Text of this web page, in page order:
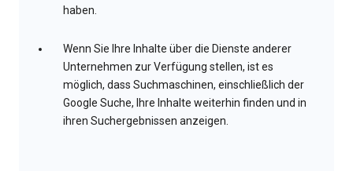
haben.
Wenn Sie Ihre Inhalte über die Dienste anderer
Unternehmen zur Verfügung stellen, ist es
möglich, dass Suchmaschinen, einschließlich der
Google Suche, Ihre Inhalte weiterhin finden und in
ihren Suchergebnissen anzeigen.